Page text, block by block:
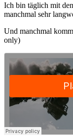
Ich bin täglich mit
manchmal sehr
Und manchmal
only)